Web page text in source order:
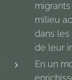
milieu
dans
de leur
En un